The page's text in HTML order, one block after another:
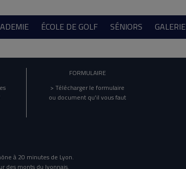
ÉCOLE DE GOLF SÉNIORS GALERIE
FORMULAIRE
> Télécharger le formulaire
ou document qu'il vous faut
à 20 minutes de Lyon.
des monts du lyonnais.